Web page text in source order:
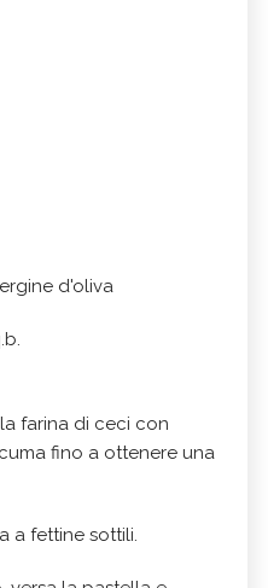
d'oliva
farina di ceci con
fino a ottenere una
a fettine sottili.